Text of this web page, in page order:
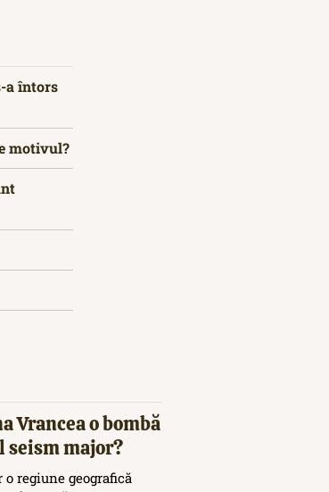
a întors
motivul?
Vrancea o bombă
seism major?
regiune geografică